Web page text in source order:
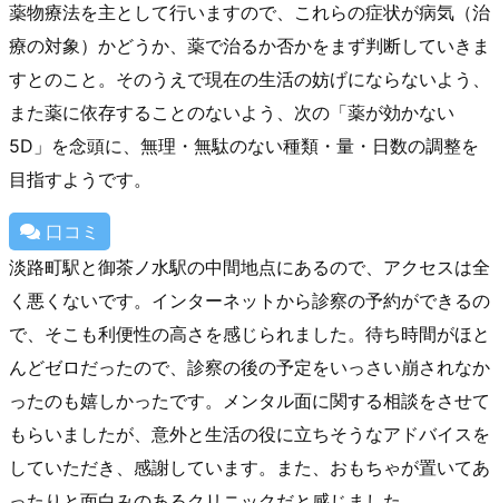
薬物療法を主として行いますので、これらの症状が病気（治
療の対象）かどうか、薬で治るか否かをまず判断していきま
すとのこと。そのうえで現在の生活の妨げにならないよう、
また薬に依存することのないよう、次の「薬が効かない
5D」を念頭に、無理・無駄のない種類・量・日数の調整を
目指すようです。
口コミ
淡路町駅と御茶ノ水駅の中間地点にあるので、アクセスは全
く悪くないです。インターネットから診察の予約ができるの
で、そこも利便性の高さを感じられました。待ち時間がほと
んどゼロだったので、診察の後の予定をいっさい崩されなか
ったのも嬉しかったです。メンタル面に関する相談をさせて
もらいましたが、意外と生活の役に立ちそうなアドバイスを
していただき、感謝しています。また、おもちゃが置いてあ